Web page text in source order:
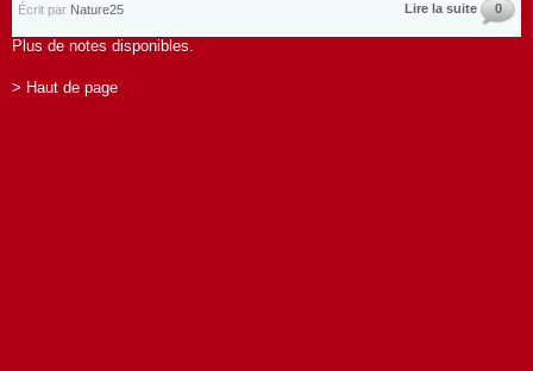
Écrit par Nature25 Lire la suite 0
Plus de notes disponibles.
> Haut de page